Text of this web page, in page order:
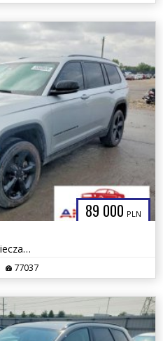
89 000 PLN
2023r., Laredo, 3.6L, od ubezpieczalni
77037